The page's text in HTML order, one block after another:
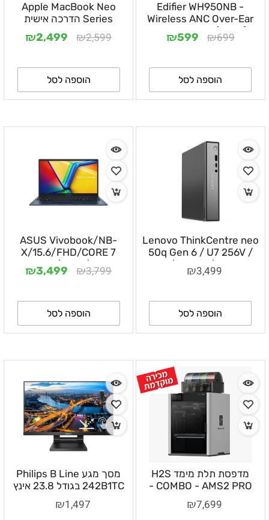
Edifier WH950NB -
Wireless ANC Over-Ear
Headphones (black)
₪699
₪599
הוספה לסל
Apple MacBook Neo
Series הדרכה אישית
למעבר קל מוינדוס
₪2,599
₪2,499
הוספה לסל
Lenovo ThinkCentre neo
50q Gen 6 / U7 256V /
16GB / 512GB / Arc 140V
/ Win 11 Pro /
₪3,499
הוספה לסל
ASUS Vivobook/NB-
X/15.6/FHD/CORE 7
150U/16GB/1TB
SSD/Intel
וינדוס 11 פרו ואופיס
₪3,799
₪3,499
הוספה לסל
מדפסת תלת מימד H2S
COMBO - AMS2 PRO -
הדרכה אחד על אחד בזום
₪7,699
מסך מגע Philips B Line
242B1TC בגודל 23.8 אינץ
Full HD IPS
₪1,497